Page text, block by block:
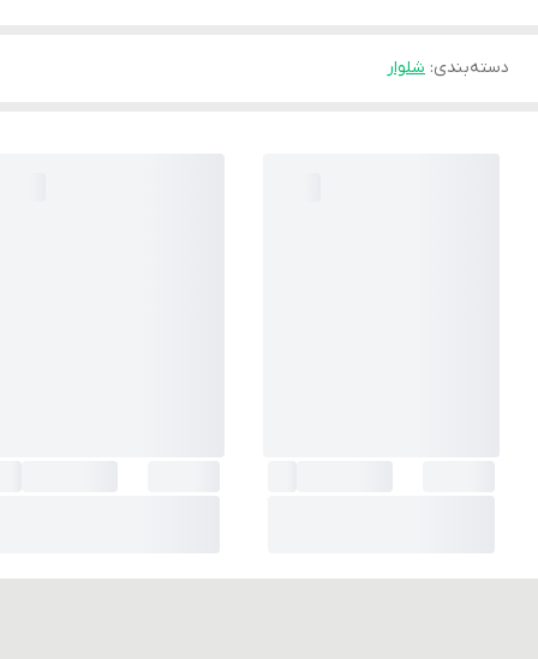
دسته‌بندی: شلوار